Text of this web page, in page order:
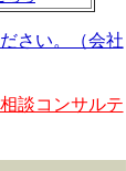
さい。（会社
談コンサルテ